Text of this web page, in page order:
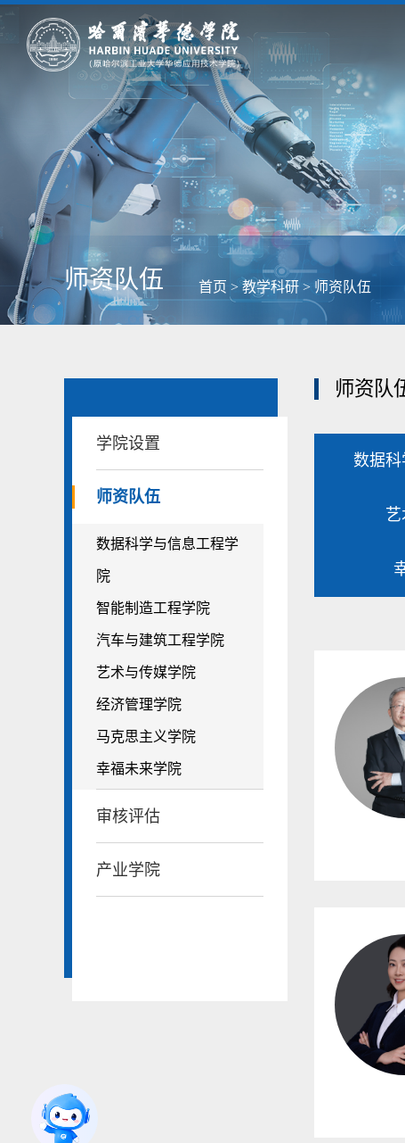
师资队伍 首页 >教学科研 > 师资队伍
学院设置
师资队伍
数据科学与信息工程学
院
智能制造工程学院
汽车与建筑工程学院
艺术与传媒学院
经济管理学院
马克思主义学院
幸福未来学院
审核评估
产业学院
师资队
数据